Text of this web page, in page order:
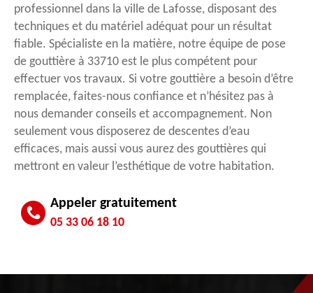
professionnel dans la ville de Lafosse, disposant des
techniques et du matériel adéquat pour un résultat
fiable. Spécialiste en la matière, notre équipe de pose
de gouttière à 33710 est le plus compétent pour
effectuer vos travaux. Si votre gouttière a besoin d’être
remplacée, faites-nous confiance et n’hésitez pas à
nous demander conseils et accompagnement. Non
seulement vous disposerez de descentes d’eau
efficaces, mais aussi vous aurez des gouttières qui
mettront en valeur l’esthétique de votre habitation.
Appeler gratuitement
05 33 06 18 10